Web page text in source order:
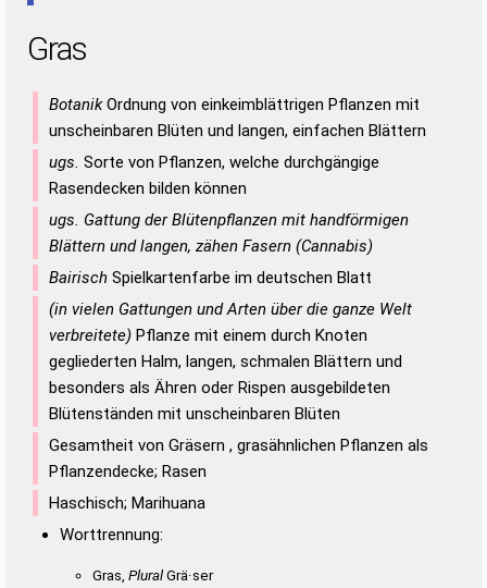
Gras
BotanikOrdnung von einkeimblättrigen Pflanzen mit
unscheinbaren Blüten und langen, einfachen Blättern
ugs. Sorte von Pflanzen, welche durchgängige
Rasendecken bilden können
ugs. Gattung der Blütenpflanzen mit handförmigen
Blättern und langen, zähen Fasern (Cannabis)
Bairisch Spielkartenfarbe im deutschen Blatt
(in vielen Gattungen und Arten über die ganze Welt
verbreitete) Pflanze mit einem durch Knoten
gegliederten Halm, langen, schmalen Blättern und
besonders als Ähren oder Rispen ausgebildeten
Blütenständen mit unscheinbaren Blüten
Gesamtheit von Gräsern , grasähnlichen Pflanzen als
Pflanzendecke; Rasen
Haschisch; Marihuana
Worttrennung:
Gras, PluralGrä·ser